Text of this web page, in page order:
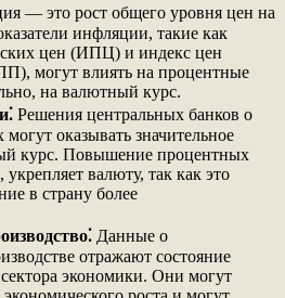
― это рост общего уровня цен на
инфляции, такие как
цен (ИПЦ) и индекс цен
могут влиять на процентные
на валютный курс.
Решения центральных банков о
оказывать значительное
курс. Повышение процентных
укрепляет валюту, так как это
в страну более
Данные о
отражают состояние
экономики. Они могут